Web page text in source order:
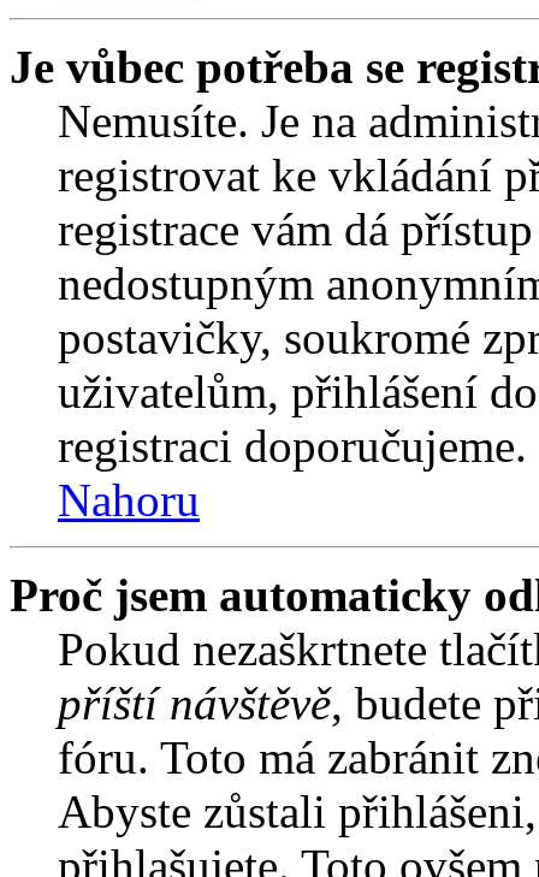
Je vůbec potřeba se
Nemusíte. Je na
registrovat ke vkládání
registrace vám dá
nedostupným
postavičky, soukromé
uživatelům, přihlášení
registraci
Nahoru
Proč jsem automaticky
Pokud nezaškrtnete
příští návštěvě, budete
fóru. Toto má zabránit
Abyste zůstali
přihlašujete. Toto